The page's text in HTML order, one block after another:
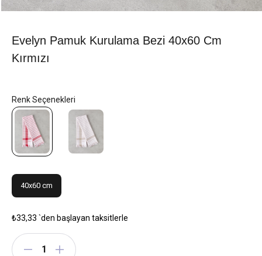
Evelyn Pamuk Kurulama Bezi 40x60 Cm
Kırmızı
40x60 cm
₺33,33 `den başlayan taksitlerle